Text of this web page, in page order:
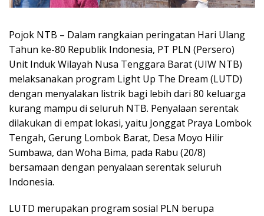
Pojok NTB – Dalam rangkaian peringatan Hari Ulang
Tahun ke-80 Republik Indonesia, PT PLN (Persero)
Unit Induk Wilayah Nusa Tenggara Barat (UIW NTB)
melaksanakan program Light Up The Dream (LUTD)
dengan menyalakan listrik bagi lebih dari 80 keluarga
kurang mampu di seluruh NTB. Penyalaan serentak
dilakukan di empat lokasi, yaitu Jonggat Praya Lombok
Tengah, Gerung Lombok Barat, Desa Moyo Hilir
Sumbawa, dan Woha Bima, pada Rabu (20/8)
bersamaan dengan penyalaan serentak seluruh
Indonesia.
LUTD merupakan program sosial PLN berupa